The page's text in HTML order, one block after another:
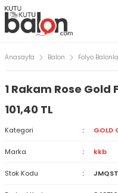
Anasayfa Balon Folyo
1 Rakam Rose Gold
101,40 TL
Kategori GOLD
Marka kkb
Stok Kodu